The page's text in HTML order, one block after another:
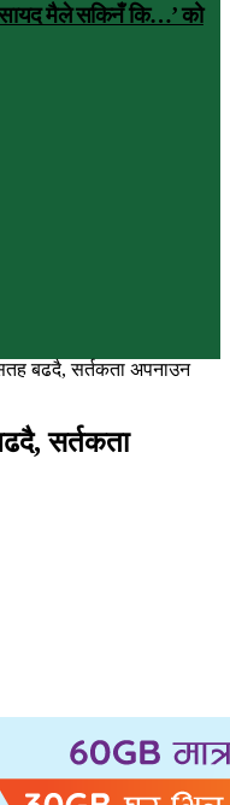
मैले सकिनँ कि…’ को
सतह बढदै, सर्तकता अपनाउन
सर्तकता